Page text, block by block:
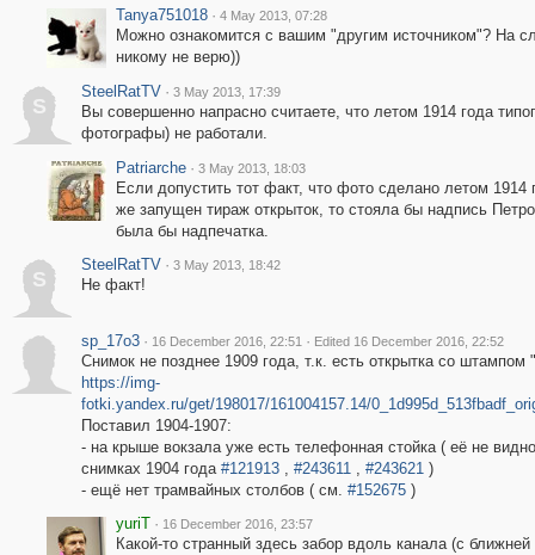
Tanya751018 · 4 May 2013, 07:28
Можно ознакомится с вашим "другим источником"? На
никому не верю))
S
SteelRatTV · 3 May 2013, 17:39
Вы совершенно напрасно считаете, что летом 1914 года
фотографы) не работали.
Patriarche · 3 May 2013, 18:03
Если допустить тот факт, что фото сделано летом 1914
же запущен тираж открыток, то стояла бы надпись
была бы надпечатка.
S
SteelRatTV · 3 May 2013, 18:42
Не факт!
sp_17o3 · 16 December 2016, 22:51 · Edited 16 December 2016, 22:52
Снимок не позднее 1909 года, т.к. есть открытка со штампом
https://img-
fotki.yandex.ru/get/198017/161004157.14/
Поставил 1904-1907:
- на крыше вокзала уже есть телефонная стойка ( её не
снимках 1904 года #121913, #243611, #243621)
- ещё нет трамвайных столбов ( см. #152675)
yuriT · 16 December 2016, 23:57
Какой-то странный здесь забор вдоль канала (с